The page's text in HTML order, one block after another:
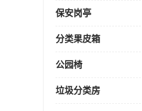
保安岗亭
分类果皮箱
公园椅
垃圾分类房